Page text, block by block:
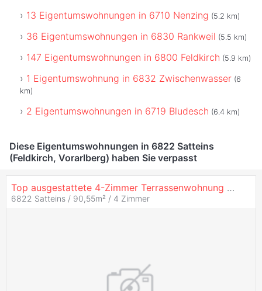
13 Eigentumswohnungen in 6710 Nenzing (5.2 km)
36 Eigentumswohnungen in 6830 Rankweil (5.5 km)
147 Eigentumswohnungen in 6800 Feldkirch (5.9 km)
1 Eigentumswohnung in 6832 Zwischenwasser (6
km)
2 Eigentumswohnungen in 6719 Bludesch (6.4 km)
Diese Eigentumswohnungen in 6822 Satteins
(Feldkirch, Vorarlberg) haben Sie verpasst
Top ausgestattete 4-Zimmer Terrassenwohnung (Top B3)
6822 Satteins / 90,55m² / 4 Zimmer